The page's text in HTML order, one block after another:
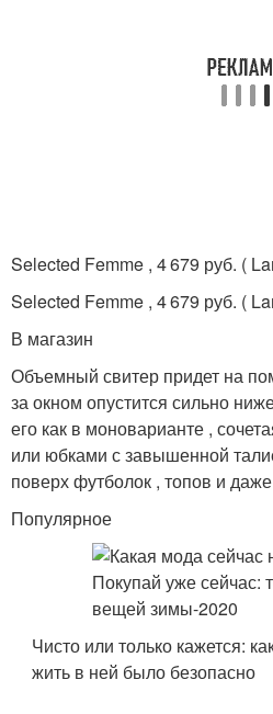
Selected Femme , 4 679 руб. (
Selected Femme , 4 679 руб. (
В магазин
Объемный свитер придет на
за окном опустится сильно
его как в моноварианте ,
или юбками с завышенной
поверх футболок , топов и
Популярное
Чисто или только кажется:
жить в ней было безопасно